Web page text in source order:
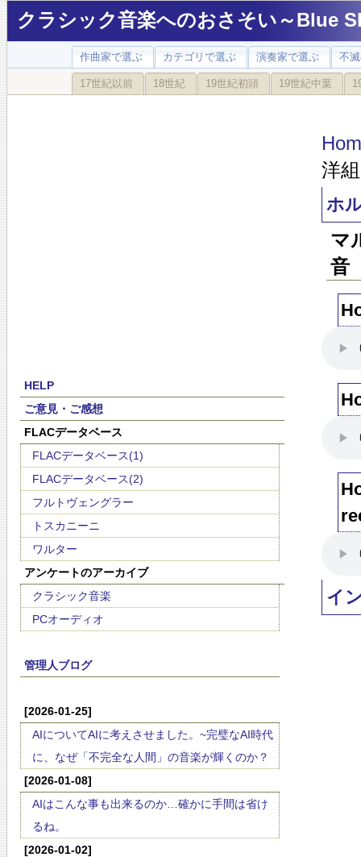
クラシック音楽へのおさそい～Blue
作曲家で選ぶ カテゴリで選ぶ 演奏家で選ぶ 不
17世紀以前 18世紀 19世紀初頭 19世紀中葉
HELP
ご意見・ご感想
FLACデータベース
FLACデータベース(1)
FLACデータベース(2)
フルトヴェングラー
トスカニーニ
ワルター
アンケートのアーカイブ
クラシック音楽
PCオーディオ
管理人ブログ
[2026-01-25]
AIについてAIに考えさせました。~完璧なAI時代
に、なぜ「不完全な人間」の音楽が輝くのか？
[2026-01-08]
AIはこんな事も出来るのか…確かに手間は省け
るね。
[2026-01-02]
洋
ホ
マ
音
イ